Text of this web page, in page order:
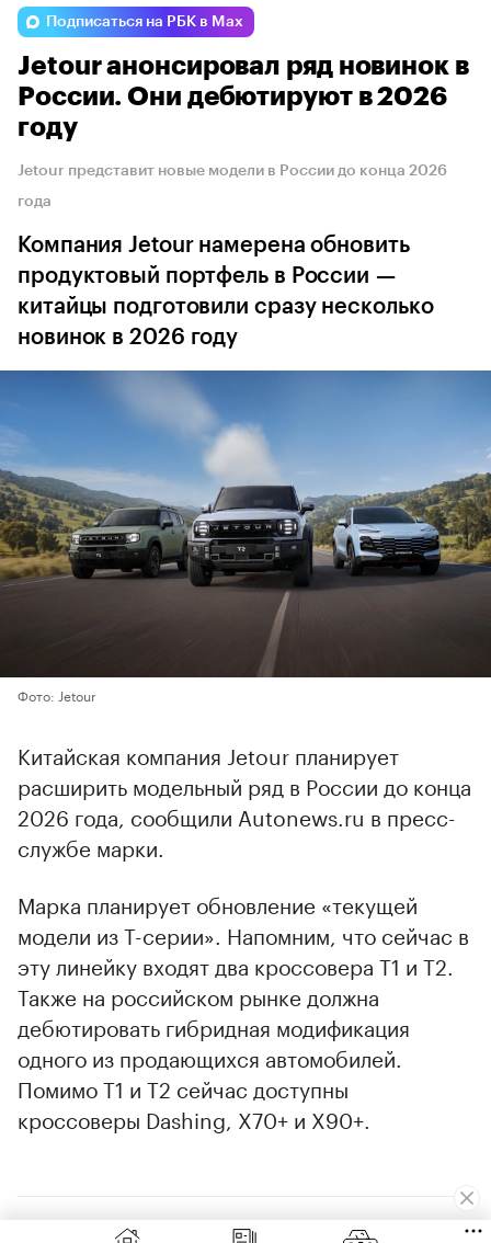
Подписаться на РБК в Max
Jetour анонсировал ряд новинок в
России. Они дебютируют в 2026
году
Jetour представит новые модели в России до конца 2026
года
Компания Jetour намерена обновить
продуктовый портфель в России —
китайцы подготовили сразу несколько
новинок в 2026 году
Фото: Jetour
Китайская компания Jetour планирует
расширить модельный ряд в России до конца
2026 года, сообщили Autonews.ru в пресс-
службе марки.
Марка планирует обновление «текущей
модели из T-серии». Напомним, что сейчас в
эту линейку входят два кроссовера T1 и T2.
Также на российском рынке должна
дебютировать гибридная модификация
одного из продающихся автомобилей.
Помимо T1 и T2 сейчас доступны
кроссоверы Dashing, X70+ и X90+.